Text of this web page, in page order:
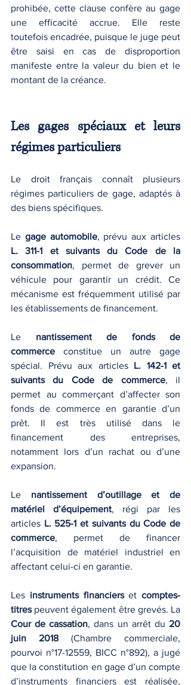
prohibée, cette clause confère au gage
une efficacité accrue. Elle reste
toutefois encadrée, puisque le juge peut
être saisi en cas de disproportion
manifeste entre la valeur du bien et le
montant de la créance.
Les gages spéciaux et leurs
régimes particuliers
Le droit français connaît plusieurs
régimes particuliers de gage, adaptés à
des biens spécifiques.
Le gage automobile
L. 311-1 et suivants du Code de la
consommation, permet de grever un
véhicule pour garantir un crédit. Ce
mécanisme est fréquemment utilisé par
les établissements de financement.
Le nantissement de fonds de
commerce constitue un autre gage
spécial. Prévu aux articles L. 142-1 et
suivants du Code de commerce, il
permet au commerçant d’affecter son
fonds de commerce en garantie d’un
prêt. Il est très utilisé dans le
financement des entreprises,
notamment lors d’un rachat ou d’une
expansion.
Le nantissement d’outillage et de
matériel d’équipement, régi par les
articles L. 525-1 et suivants du Code de
commerce, permet de financer
l’acquisition de matériel industriel en
affectant celui-ci en garantie.
Les instruments financiers et comptes-
titres
Cour de cassation, dans un arrêt du 20
juin 2018 (Chambre commerciale,
pourvoi n°17-12559, BICC n°892), a jugé
que la constitution en gage d’un compte
d’instruments financiers est réalisée,